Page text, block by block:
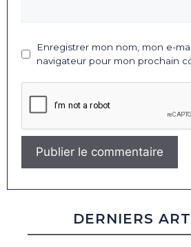
Enregistrer mon nom, mon e-
navigateur pour mon prochain
DERNIERS